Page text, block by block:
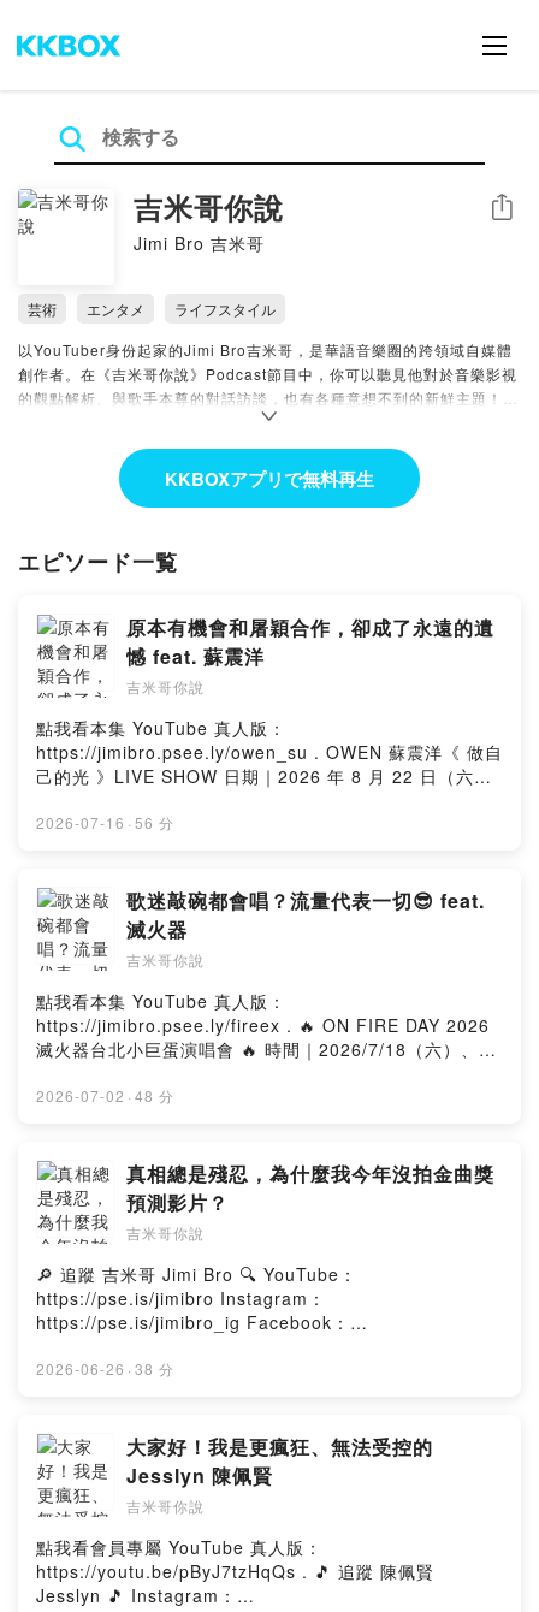
吉米哥你說
Jimi Bro 吉米哥
シェア
芸術 エンタメ
ライフスタイル
以YouTuber身份起家的Jimi Bro吉米哥，是華語音樂圈的跨領域自媒體
創作者。在《吉米哥你說》Podcast節目中，你可以聽見他對於音樂影視
的觀點解析、與歌手本尊的對話訪談，也有各種意想不到的新鮮主題！透
過吉米哥幽默又不失專業的親民敘事，與每一位熱愛音樂的你細心分享生
命中的點滴故事。
■ 追蹤吉米哥 Jimi Bro ■
Facebook： https://pse.is/jimibro_fb
抖內打賞贊助：
https://pse.is/jimibro_donate
廠商合作信箱：jimibrovlog@gmail.com
KKBOXアプリで無料再生
エピソード一覧
原本有機會和屠穎合作，卻成了永遠的遺
憾 feat. 蘇震洋
吉米哥你說
點我看本集 YouTube 真人版：
https://jimibro.psee.ly/owen_su . OWEN 蘇震洋《 做自
己的光 》LIVE SHOW 日期｜2026 年 8 月 22 日（六）
School of Rock Taiwan 搖滾教室台中旗艦店 地址｜407
🎟️ 報名表單：https://forms.gle/vwQgStSQXYuhVcHV8
. 🎵 追蹤 蘇震洋 Owen Su 🎵 Instagram：
https://www.instagram.com/owensu_official
Facebook：https://reurl.cc/vGDGdy YouTube：
https://reurl.cc/QNdNbM . 🔎 追蹤 吉米哥 Jimi Bro 🔍
YouTube：https://pse.is/jimibro Instagram：
https://pse.is/jimibro_ig Facebook：
https://pse.is/jimibro_fb 所有經營平台：
https://linktr.ee/jimibro Podcast平台：
jimibrovlog@gmail.com . #蘇震洋 #一字一句 #跳在海面
上的光 . --Hosting provided by SoundOn
2026-07-16 · 56 分
歌迷敲碗都會唱？流量代表一切😎 feat.
滅火器
吉米哥你說
點我看本集 YouTube 真人版：
https://jimibro.psee.ly/fireex . 🔥 ON FIRE DAY 2026
滅火器台北小巨蛋演唱會 🔥 時間｜2026/7/18（六）、
｜https://kklivetw.kktix.cc/events/a3rtg1 . 🎵 追蹤 滅火
Facebook：https://www.facebook.com/FireEX
YouTube：https://www.youtube.com/@FireEX. . 🔎 追
蹤 吉米哥 Jimi Bro 🔍 YouTube：https://pse.is/jimibro
Instagram：https://pse.is/jimibro_ig Facebook：
https://pse.is/jimibro_fb 所有經營平台：
https://linktr.ee/jimibro Podcast平台：
https://linkgoods.com/jimibro 小額贊助支持：
https://pse.is/jimibro_donate 合作信箱：
jimibrovlog@gmail.com . #滅火器 #2026ONFIREDAY
2026-07-02 · 48 分
真相總是殘忍，為什麼我今年沒拍金曲獎
預測影片？
吉米哥你說
🔎 追蹤 吉米哥 Jimi Bro 🔍 YouTube：
https://pse.is/jimibro Instagram：
https://pse.is/jimibro_ig Facebook：
https://linktr.ee/jimibro Podcast平台：
jimibrovlog@gmail.com . #金曲獎 #金曲37 #金曲預測 #
金曲獎預測 . --Hosting provided by SoundOn
2026-06-26 · 38 分
大家好！我是更瘋狂、無法受控的
Jesslyn 陳佩賢
吉米哥你說
點我看會員專屬 YouTube 真人版：
https://youtu.be/pByJ7tzHqQs . 🎵 追蹤 陳佩賢
Jesslyn 🎵 Instagram：